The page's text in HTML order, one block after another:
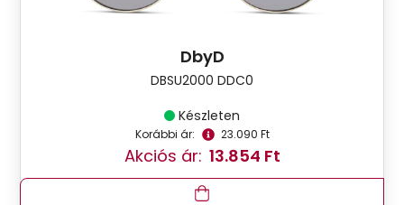
DbyD
DBSU2000 DDC0
Készleten
Korábbi ár: 23.090 Ft
Akciós ár: 13.854 Ft